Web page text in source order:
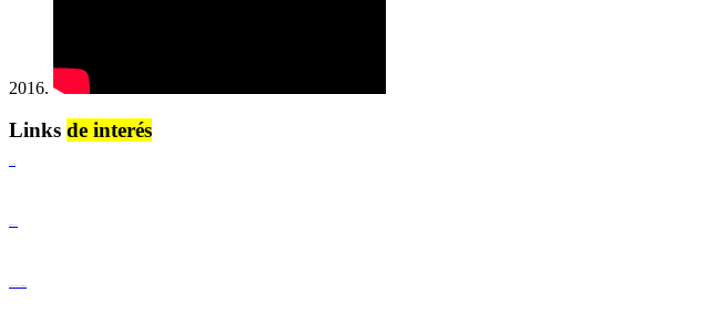
2016.
Links de interés